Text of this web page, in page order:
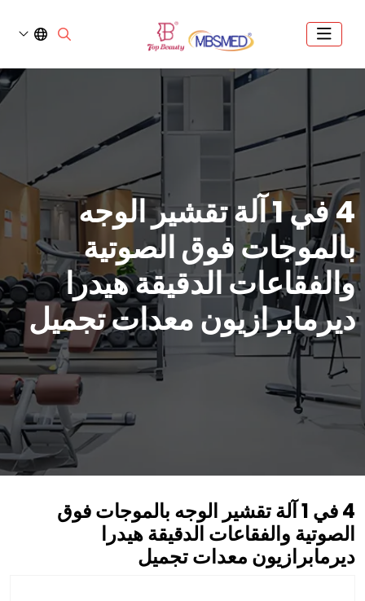
4 في 1 آلة تقشير الوجه
بالموجات فوق الصوتية
والفقاعات الدقيقة هيدرا
ديرمابرازيون معدات تجميل
4 في 1 آلة تقشير الوجه بالموجات فوق
الصوتية والفقاعات الدقيقة هيدرا
ديرمابرازيون معدات تجميل